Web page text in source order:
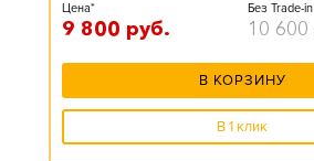
Цена*
9 800 руб.
Без Trade-in
10 600
В КОРЗИНУ
В 1 клик